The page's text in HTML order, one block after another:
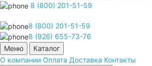
8 (800) 201-51-59
8 (800) 201-51-59
8 (926) 655-73-76
Меню
Каталог
О компании Оплата Доставка Контакты